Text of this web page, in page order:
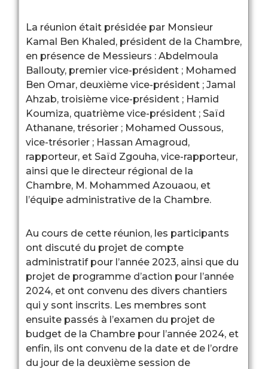
La réunion était présidée par Monsieur
Kamal Ben Khaled, président de la Chambre,
en présence de Messieurs : Abdelmoula
Ballouty, premier vice-président ; Mohamed
Ben Omar, deuxième vice-président ; Jamal
Ahzab, troisième vice-président ; Hamid
Koumiza, quatrième vice-président ; Saïd
Athanane, trésorier ; Mohamed Oussous,
vice-trésorier ; Hassan Amagroud,
rapporteur, et Saïd Zgouha, vice-rapporteur,
ainsi que le directeur régional de la
Chambre, M. Mohammed Azouaou, et
l’équipe administrative de la Chambre.
Au cours de cette réunion, les participants
ont discuté du projet de compte
administratif pour l’année 2023, ainsi que du
projet de programme d’action pour l’année
2024, et ont convenu des divers chantiers
qui y sont inscrits. Les membres sont
ensuite passés à l’examen du projet de
budget de la Chambre pour l’année 2024, et
enfin, ils ont convenu de la date et de l’ordre
du jour de la deuxième session de